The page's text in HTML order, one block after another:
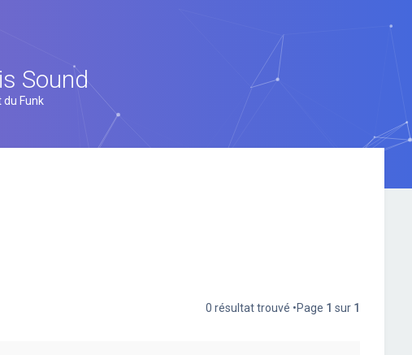
Sound
du Funk
0 résultat trouvé •Page 1 sur 1